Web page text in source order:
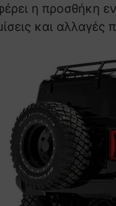
η προσθήκη
και αλλαγές